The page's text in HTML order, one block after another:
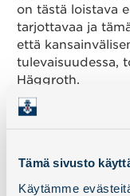
Tämä sivusto
Käytämme
on tästä loistava
tarjottavaa ja
että
tulevaisuudessa,
Häggroth.
Lisätietoja:
050 66 209
Anders Ahlvik,